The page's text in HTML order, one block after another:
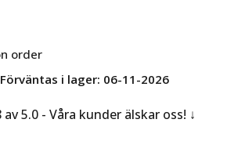
order
Förväntas i lager: 06-11-2026
av 5.0 - Våra kunder älskar oss!